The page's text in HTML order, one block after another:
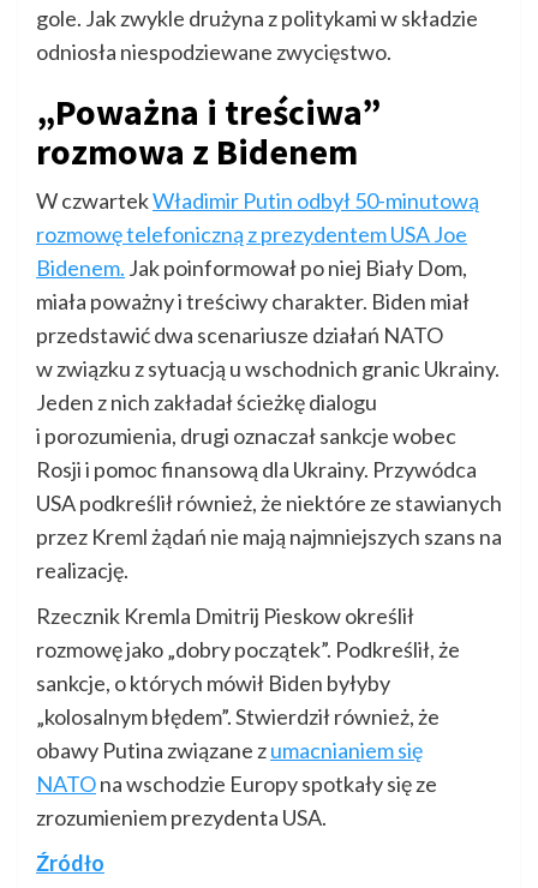
gole. Jak zwykle drużyna z politykami w składzie
odniosła niespodziewane zwycięstwo.
„Poważna i treściwa”
rozmowa z Bidenem
W czwartekWładimir Putin odbył 50-minutową
rozmowę telefoniczną z prezydentem USA Joe
Bidenem. Jak poinformował po niej Biały Dom,
miała poważny i treściwy charakter. Biden miał
przedstawić dwa scenariusze działań NATO
w związku z sytuacją u wschodnich granic Ukrainy.
Jeden z nich zakładał ścieżkę dialogu
i porozumienia, drugi oznaczał sankcje wobec
Rosji i pomoc finansową dla Ukrainy. Przywódca
USA podkreślił również, że niektóre ze stawianych
przez Kreml żądań nie mają najmniejszych szans na
realizację.
Rzecznik Kremla Dmitrij Pieskow określił
rozmowę jako „dobry początek”. Podkreślił, że
sankcje, o których mówił Biden byłyby
„kolosalnym błędem”. Stwierdził również, że
obawy Putina związane zumacnianiem się
NATOna wschodzie Europy spotkały się ze
zrozumieniem prezydenta USA.
Źródło